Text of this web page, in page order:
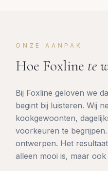
ONZE AANPAK
Hoe Foxline te
Bij Foxline geloven we
begint bij luisteren. Wij
kookgewoonten,
voorkeuren te
ontwerpen. Het
alleen mooi is, maar